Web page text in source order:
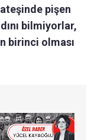
pişen
bilmiyorlar,
birinci olması